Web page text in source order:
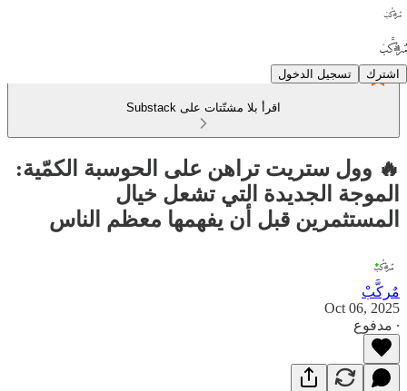
اشترك تسجيل الدخول
اقرأ بلا مشتّتات على Substack
🔥 وول ستريت تراهن على الحوسبة الكمّية:
الموجة الجديدة التي تشعل خيال
المستثمرين قبل أن يفهمها معظم الناس
مٌركَّبْ
Oct 06, 2025
∙ مدفوع